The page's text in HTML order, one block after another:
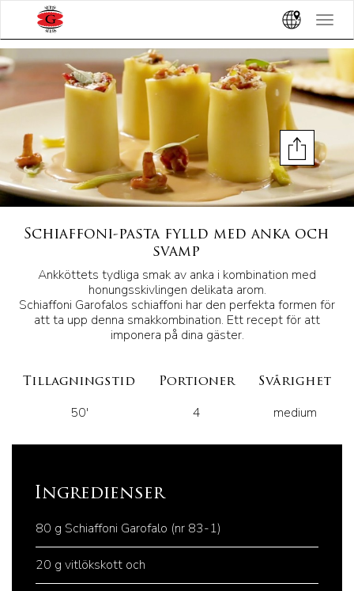
Toggle
Schiaffoni-pasta fylld med anka och
svamp
Ankköttets tydliga smak av anka i kombination med
honungsskivlingen delikata arom.
Schiaffoni Garofalos schiaffoni har den perfekta formen för
att ta upp denna smakkombination. Ett recept för att
imponera på dina gäster.
Tillagningstid
50'
Portioner
4
Svårighet
medium
Ingredienser
80 g Schiaffoni Garofalo (nr 83-1)
20 g vitlökskott och